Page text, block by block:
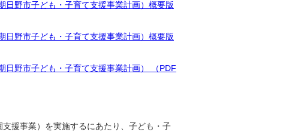
野市子ども・子育て支援事業計画）概要版
野市子ども・子育て支援事業計画）概要版
日野市子ども・子育て支援事業計画） （PDF
援事業）を実施するにあたり、子ども・子